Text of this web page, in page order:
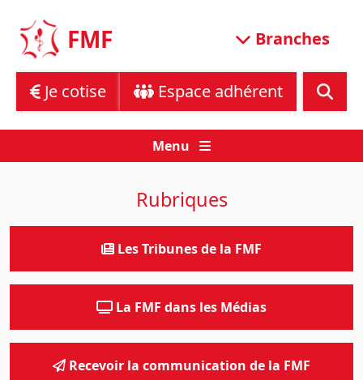
content
FMF Branches
Je cotise Espace adhérent
Menu
Rubriques
Les Tribunes de la FMF
La FMF dans les Médias
Recevoir la communication de la FMF